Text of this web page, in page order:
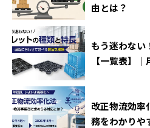
由とは？
もう迷わない
【一覧表】
改正物流効率
務をわかりや